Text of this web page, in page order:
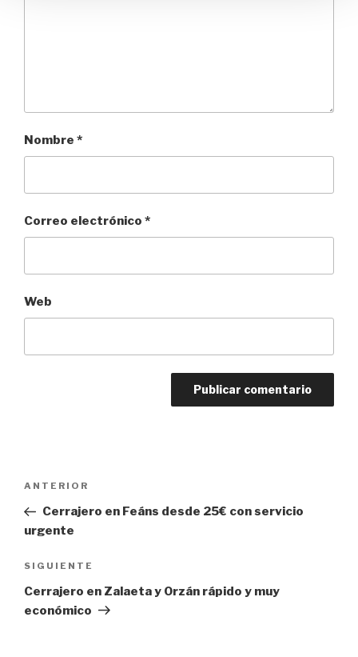
Nombre *
Correo electrónico *
Web
Navegación
entradas
Entrada
anterior:
ANTERIOR
Cerrajero en Feáns desde 25€ con servicio
urgente
Siguiente
entrada
SIGUIENTE
Cerrajero en Zalaeta y Orzán rápido y muy
económico